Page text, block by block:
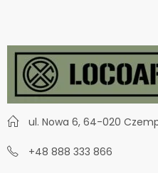
ul. Nowa 6, 64-020
+48 888 333 866